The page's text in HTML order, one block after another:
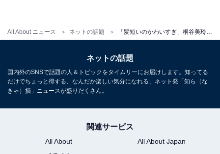
All About ニュース ネットの話題
ネットの話題
国内外のSNSで話題の人＆トピックをタイムリーにお届けします。知ってる
だけでちょっと得する、なんだか楽しい気分になれる、ネット発「知ら（な
きゃ）損」ニュースが盛りだくさん。
関連サービス
All About
All About Japan